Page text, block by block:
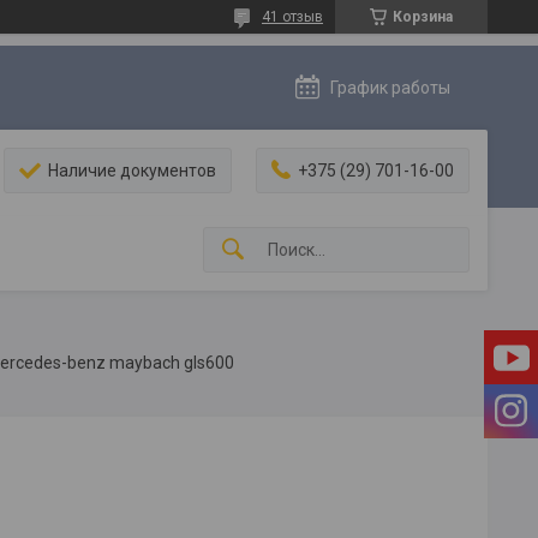
Корзина
41 отзыв
График работы
Наличие документов +375 (29) 701-16-00
benz maybach gls600